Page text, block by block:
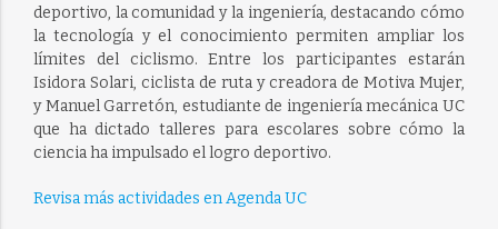
deportivo, la comunidad y la ingeniería, destacando cómo
la tecnología y el conocimiento permiten ampliar los
límites del ciclismo. Entre los participantes estarán
Isidora Solari, ciclista de ruta y creadora de Motiva Mujer,
y Manuel Garretón, estudiante de ingeniería mecánica UC
que ha dictado talleres para escolares sobre cómo la
ciencia ha impulsado el logro deportivo.
Revisa más actividades en Agenda UC